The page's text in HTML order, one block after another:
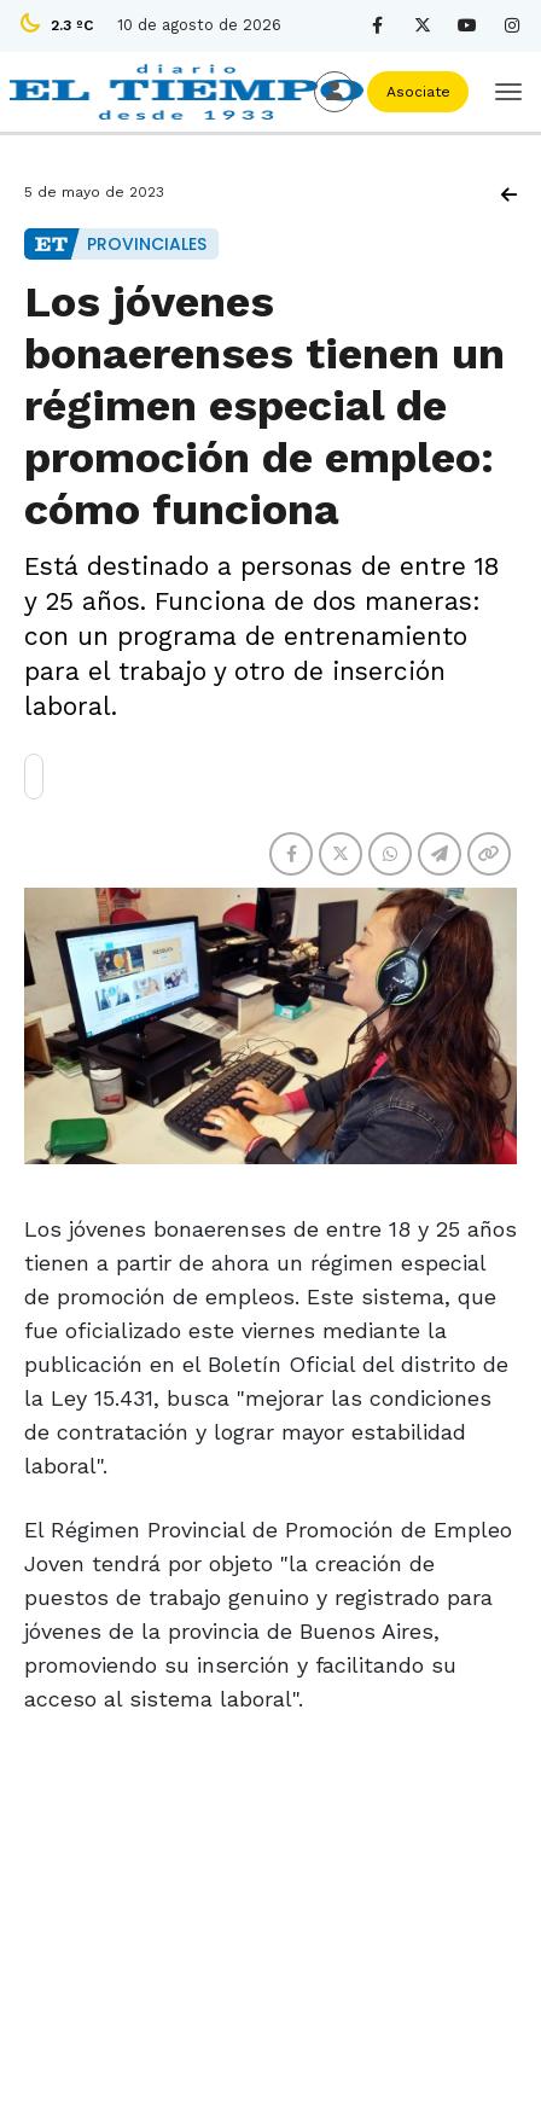
2.3 ºC 10 de agosto de 2026
Asociate
5 de mayo de 2023
PROVINCIALES
Los jóvenes
bonaerenses tienen un
régimen especial de
promoción de empleo:
cómo funciona
Está destinado a personas de entre 18
y 25 años. Funciona de dos maneras:
con un programa de entrenamiento
para el trabajo y otro de inserción
laboral.
Los jóvenes bonaerenses de entre 18 y 25 años
tienen a partir de ahora un régimen especial
de promoción de empleos. Este sistema, que
fue oficializado este viernes mediante la
publicación en el Boletín Oficial del distrito de
la Ley 15.431, busca "mejorar las condiciones
de contratación y lograr mayor estabilidad
laboral".
El Régimen Provincial de Promoción de Empleo
Joven tendrá por objeto "la creación de
puestos de trabajo genuino y registrado para
jóvenes de la provincia de Buenos Aires,
promoviendo su inserción y facilitando su
acceso al sistema laboral".